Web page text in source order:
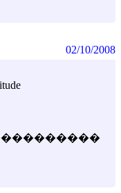
02/10/2008